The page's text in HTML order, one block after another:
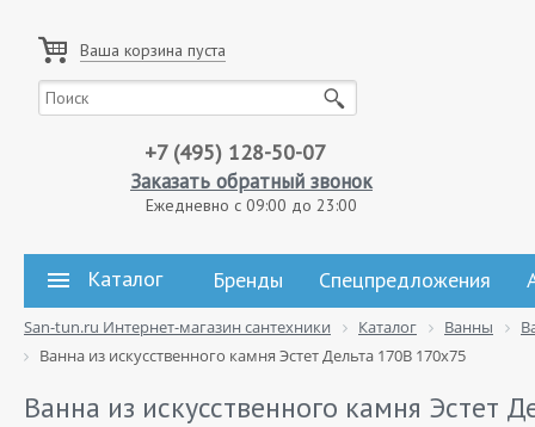
Ваша корзина пуста
+7 (495) 128-50-07
Заказать обратный звонок
Ежедневно с 09:00 до 23:00
Каталог Бренды Спецпредложения
San-tun.ru Интернет-магазин сантехники Каталог Ванны
Ванна из искусственного камня Эстет Дельта 170B 170x75
Ванна из искусственного камня Эстет